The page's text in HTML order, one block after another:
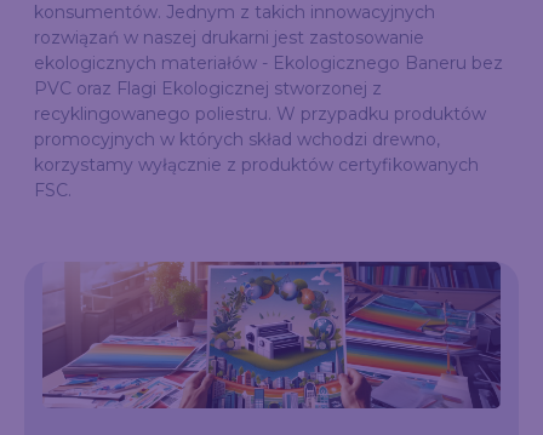
konsumentów. Jednym z takich innowacyjnych
rozwiązań w naszej drukarni jest zastosowanie
ekologicznych materiałów - Ekologicznego Baneru bez
PVC oraz Flagi Ekologicznej stworzonej z
recyklingowanego poliestru. W przypadku produktów
promocyjnych w których skład wchodzi drewno,
korzystamy wyłącznie z produktów certyfikowanych
FSC.